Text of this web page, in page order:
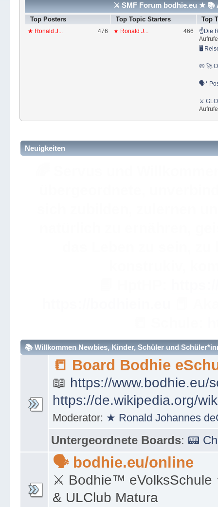
⚔ SMF Forum bodhie.eu ★ 📚
Top Posters Top Topic Starters Top
★ Ronald J... 476 ★ Ronald J... 466
☝Die
Aufrufe
🖥
📛 🚀
🗣*
⚔
Aufrufe
Neuigkeiten
🧮https://bodhie.eu/
📚 Willkommen Newbies, Kinder, Schüler und
📒 Board Bodhie
📖https://www.bodhie.eu/
https://de.wikipedia.org/
Moderator:★ Ronald Johannes
Untergeordnete Boards:📟
🗣 bodhie.eu/online
⚔ Bodhie™